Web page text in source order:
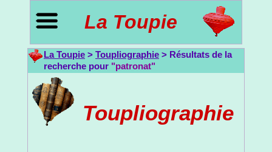
La Toupie
La Toupie > Toupliographie > Résultats de la
recherche pour "patronat"
Toupliographie